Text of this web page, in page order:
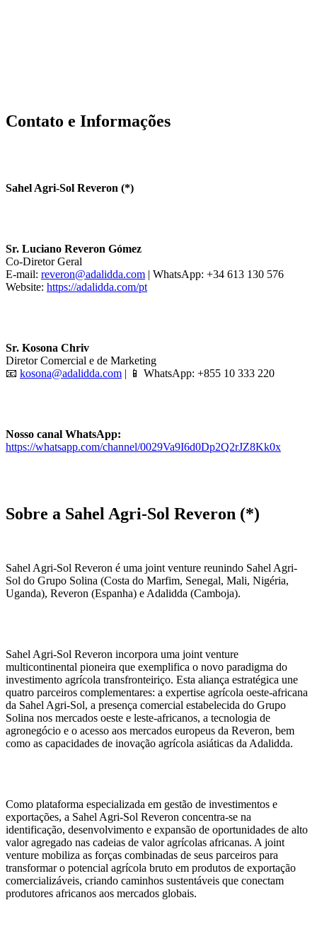
Contato e Informações
Sahel Agri-Sol Reveron (*)
Sr. Luciano Reveron Gómez
Co-Diretor Geral
E-mail: reveron@adalidda.com | WhatsApp: +34 613 130 576
Website: https://adalidda.com/pt
Sr. Kosona Chriv
Diretor Comercial e de Marketing
📧 kosona@adalidda.com | 📱 WhatsApp: +855 10 333 220
Nosso canal WhatsApp:
https://whatsapp.com/channel/0029Va9I6d0Dp2Q2rJZ8Kk0x
Sobre a Sahel Agri-Sol Reveron (*)
Sahel Agri-Sol Reveron é uma joint venture reunindo Sahel Agri-
Sol do Grupo Solina (Costa do Marfim, Senegal, Mali, Nigéria,
Uganda), Reveron (Espanha) e Adalidda (Camboja).
Sahel Agri-Sol Reveron incorpora uma joint venture
multicontinental pioneira que exemplifica o novo paradigma do
investimento agrícola transfronteiriço. Esta aliança estratégica une
quatro parceiros complementares: a expertise agrícola oeste-africana
da Sahel Agri-Sol, a presença comercial estabelecida do Grupo
Solina nos mercados oeste e leste-africanos, a tecnologia de
agronegócio e o acesso aos mercados europeus da Reveron, bem
como as capacidades de inovação agrícola asiáticas da Adalidda.
Como plataforma especializada em gestão de investimentos e
exportações, a Sahel Agri-Sol Reveron concentra-se na
identificação, desenvolvimento e expansão de oportunidades de alto
valor agregado nas cadeias de valor agrícolas africanas. A joint
venture mobiliza as forças combinadas de seus parceiros para
transformar o potencial agrícola bruto em produtos de exportação
comercializáveis, criando caminhos sustentáveis que conectam
produtores africanos aos mercados globais.